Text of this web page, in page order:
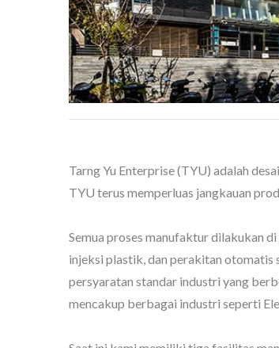
Tarng Yu Enterprise (TYU) adalah
TYU terus memperluas jangkauan
Semua proses manufaktur dilakukan
injeksi plastik, dan perakitan otomatis
persyaratan standar industri yang
mencakup berbagai industri seperti